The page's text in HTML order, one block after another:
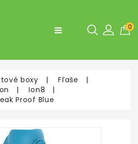
0
boxy
Fľaše
Ion8
Proof Blue